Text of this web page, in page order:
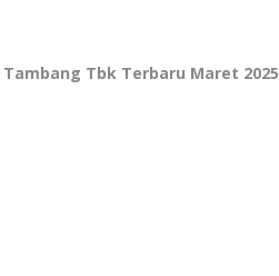
Tbk Terbaru Maret 2025